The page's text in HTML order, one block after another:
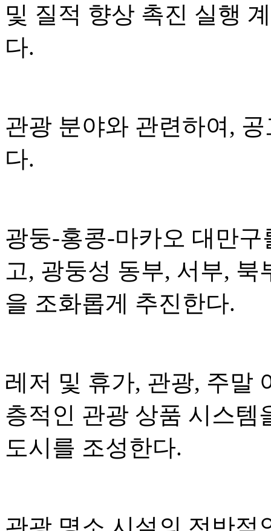
및 질적 향상 촉진 실행
다.
관광 분야와 관련하여,
다.
광둥-홍콩-마카오 대만
고, 광둥성 동부, 서부,
을 조화롭게 추진한다.
레저 및 휴가, 관광, 주말
층적인 관광 상품 시스템
도시를 조성한다.